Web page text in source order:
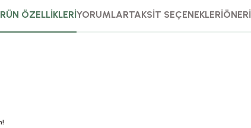
ÖZELLİKLERİYORUMLARTAKSİT SEÇENEKLERİ